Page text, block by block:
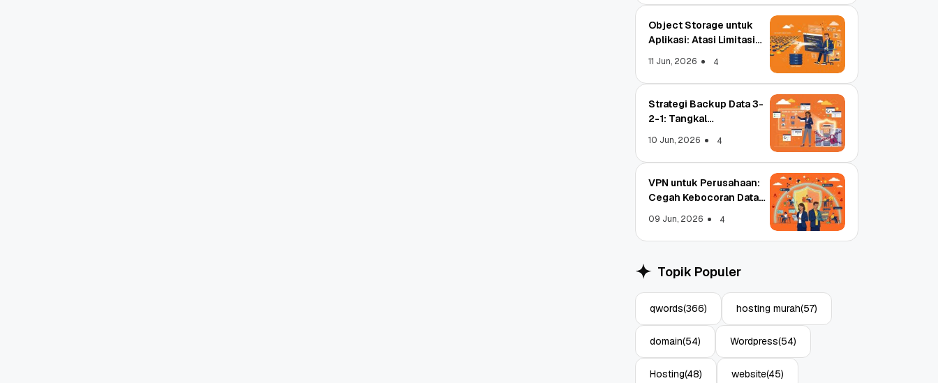
Aplikasi: Atasi Limitasi
11 Jun, 2026 4
Object Storage untuk
Aplikasi: Atasi Limitasi
11 Jun, 2026 4
Strategi Backup Data 3-
2-1: Tangkal
10 Jun, 2026 4
VPN untuk Perusahaan:
Cegah Kebocoran Data
09 Jun, 2026 4
Topik Populer
qwords(366) hosting murah(57)
domain(54) Wordpress(54)
Hosting(48) website(45)